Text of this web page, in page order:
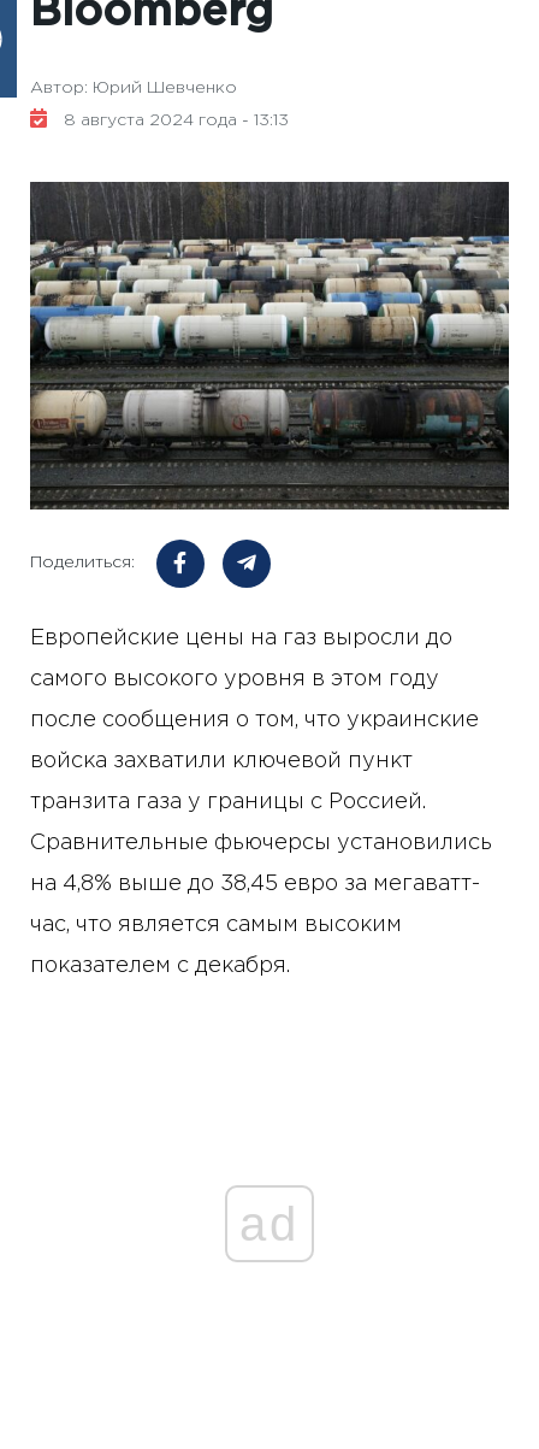
Bloomberg
Автор: Юрий Шевченко
8 августа 2024 года - 13:13
Поделиться:
Европейские цены на газ выросли до
самого высокого уровня в этом году
после сообщения о том, что украинские
войска захватили ключевой пункт
транзита газа у границы с Россией.
Сравнительные фьючерсы установились
на 4,8% выше до 38,45 евро за мегаватт-
час, что является самым высоким
показателем с декабря.
ad